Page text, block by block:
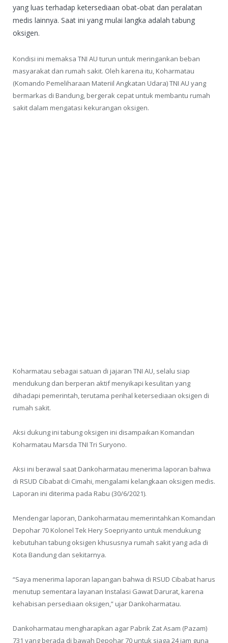
yang luas terhadap ketersediaan obat-obat dan peralatan
medis lainnya. Saat ini yang mulai langka adalah tabung
oksigen.
Kondisi ini memaksa TNI AU turun untuk meringankan beban
masyarakat dan rumah sakit. Oleh karena itu, Koharmatau
(Komando Pemeliharaan Materiil Angkatan Udara) TNI AU yang
bermarkas di Bandung, bergerak cepat untuk membantu rumah
sakit dalam mengatasi kekurangan oksigen.
Koharmatau sebagai satuan di jajaran TNI AU, selalu siap
mendukung dan berperan aktif menyikapi kesulitan yang
dihadapi pemerintah, terutama perihal ketersediaan oksigen di
rumah sakit.
Aksi dukung ini tabung oksigen ini disampaikan Komandan
Koharmatau Marsda TNI Tri Suryono.
Aksi ini berawal saat Dankoharmatau menerima laporan bahwa
di RSUD Cibabat di Cimahi, mengalami kelangkaan oksigen medis.
Laporan ini diterima pada Rabu (30/6/2021).
Mendengar laporan, Dankoharmatau memerintahkan Komandan
Depohar 70 Kolonel Tek Hery Soepriyanto untuk mendukung
kebutuhan tabung oksigen khususnya rumah sakit yang ada di
Kota Bandung dan sekitarnya.
“Saya menerima laporan lapangan bahwa di RSUD Cibabat harus
menutup sementara layanan Instalasi Gawat Darurat, karena
kehabisan persediaan oksigen,” ujar Dankoharmatau.
Dankoharmatau mengharapkan agar Pabrik Zat Asam (Pazam)
731 yang berada di bawah Depohar 70 untuk siaga 24 jam guna